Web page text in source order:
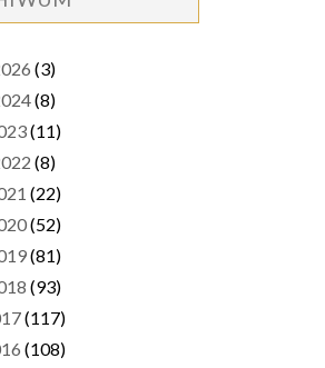
(3)
(8)
(11)
(8)
(22)
(52)
(81)
(93)
(117)
(108)